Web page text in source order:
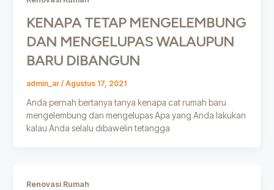
KENAPA TETAP MENGELEMBUNG
DAN MENGELUPAS WALAUPUN
BARU DIBANGUN
admin_ar / Agustus 17, 2021
Anda pernah bertanya tanya kenapa cat rumah baru
mengelembung dan mengelupas Apa yang Anda lakukan
kalau Anda selalu dibawelin tetangga
Renovasi Rumah